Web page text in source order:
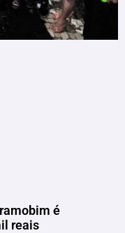
é
reais